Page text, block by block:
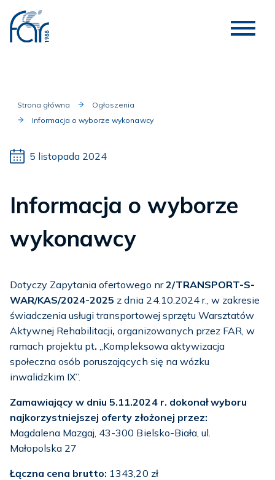
Strona główna
Ogłoszenia
Informacja o wyborze wykonawcy
5 listopada 2024
Informacja o wyborze
wykonawcy
Dotyczy Zapytania ofertowego nr2/TRANSPORT-S-
WAR/KAS/2024-2025 z dnia 24.10.2024r., w zakresie
świadczenia usługi transportowej sprzętu Warsztatów
Aktywnej Rehabilitacji, organizowanych przez FAR, w
ramach projektu pt. „Kompleksowa aktywizacja
społeczna osób poruszających się na wózku
inwalidzkim IX”.
Zamawiający w dniu 5.11.2024 r. dokonał wyboru
najkorzystniejszej oferty złożonej przez:
Magdalena Mazgaj, 43-300 Bielsko-Biała, ul.
Małopolska 27
Łączna cena brutto: 1343,20 zł